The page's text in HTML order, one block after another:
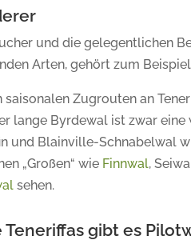
und die gelegentlichen
Arten, gehört zum
saisonalen Zugrouten an
lange Byrdewal ist zwar
und Blainville-Schnabelwal
„Großen“ wie Finnwal,
sehen.
gibt es